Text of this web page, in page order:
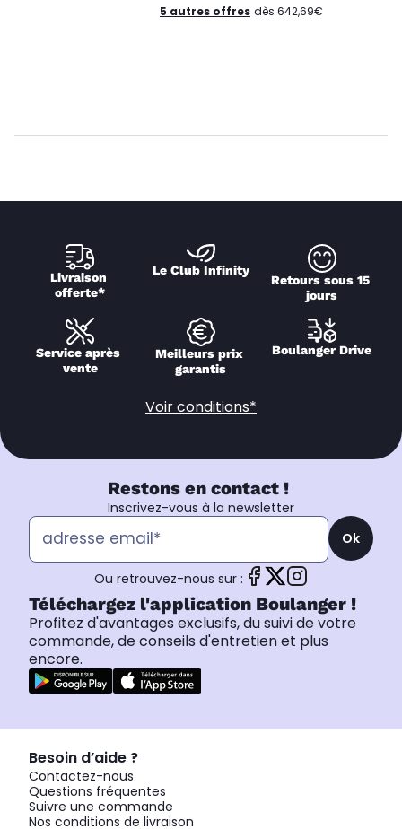
5 autres offres dès 642,69€
Livraison
offerte*
Le Club Infinity
Retours sous 15
jours
Service après
vente
Meilleurs prix
garantis
Boulanger Drive
Voir conditions*
Restons en contact !
Inscrivez-vous à la newsletter
Ok
Ou retrouvez-nous sur :
Téléchargez l'application Boulanger !
Profitez d'avantages exclusifs, du suivi de votre
commande, de conseils d'entretien et plus
encore.
Besoin d’aide ?
Contactez-nous
Questions fréquentes
Suivre une commande
Nos conditions de livraison